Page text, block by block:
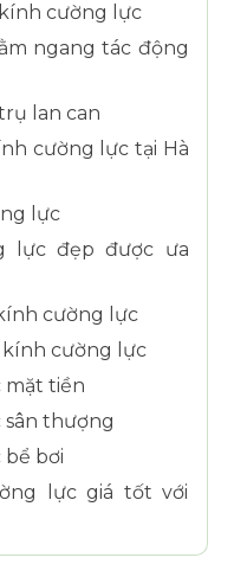
cường lực
ngang tác động
lan can
cường lực tại Hà
lực
lực đẹp được ưa
cường lực
cường lực
mặt tiền
thượng
bơi
lực giá tốt với